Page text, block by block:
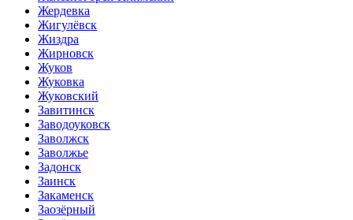
Жердевка
Жигулёвск
Жиздра
Жирновск
Жуков
Жуковка
Жуковский
Завитинск
Заводоуковск
Заволжск
Заволжье
Задонск
Заинск
Закаменск
Заозёрный